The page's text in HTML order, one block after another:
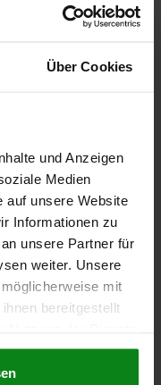
Über Cookies
und Anzeigen
Medien
auf unsere Website
Informationen zu
unsere Partner für
weiter. Unsere
mit
bereitgestellt
F X 30°=2,8
DETAILS